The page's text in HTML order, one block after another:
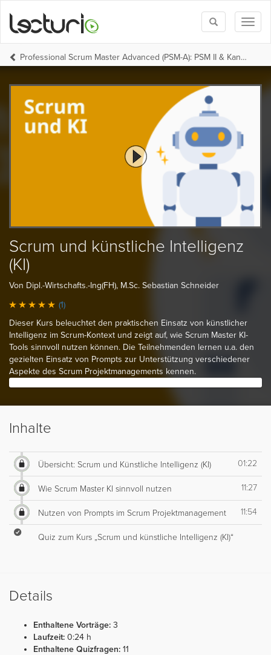
Toggle
search
Professional Scrum Master Advanced (PSM-A): PSM II & Kanban
Scrum und künstliche Intelligenz
(KI)
Von Dipl.-Wirtschafts.-Ing(FH), M.Sc. Sebastian Schneider
(1)
Dieser Kurs beleuchtet den praktischen Einsatz von künstlicher
Intelligenz im Scrum-Kontext und zeigt auf, wie Scrum Master KI-
Tools sinnvoll nutzen können. Die Teilnehmenden lernen u.a. den
gezielten Einsatz von Prompts zur Unterstützung verschiedener
Aspekte des Scrum Projektmanagements kennen.
Inhalte
Übersicht: Scrum und Künstliche Intelligenz (KI) 01:22
Wie Scrum Master KI sinnvoll nutzen 11:27
Nutzen von Prompts im Scrum Projektmanagement 11:54
Quiz zum Kurs „Scrum und künstliche Intelligenz (KI)“
Details
Enthaltene Vorträge: 3
Laufzeit: 0:24 h
Enthaltene Quizfragen: 11